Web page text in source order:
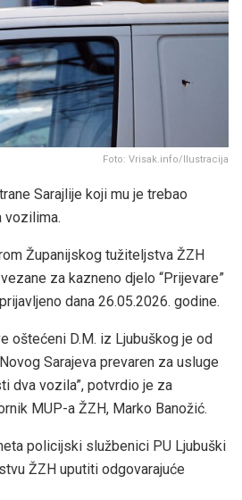
Foto: Vrisak.info/Ilustracija
Sarajlije koji mu je trebao
vozilima.
Županijskog tužiteljstva ŽZH
za kazneno djelo “Prijevare”
dana 26.05.2026. godine.
oštećeni D.M. iz Ljubuškog je od
Sarajeva prevaren za usluge
dva vozila”, potvrdio je za
MUP-a ŽZH, Marko Banožić.
policijski službenici PU Ljubuški
ŽZH uputiti odgovarajuće